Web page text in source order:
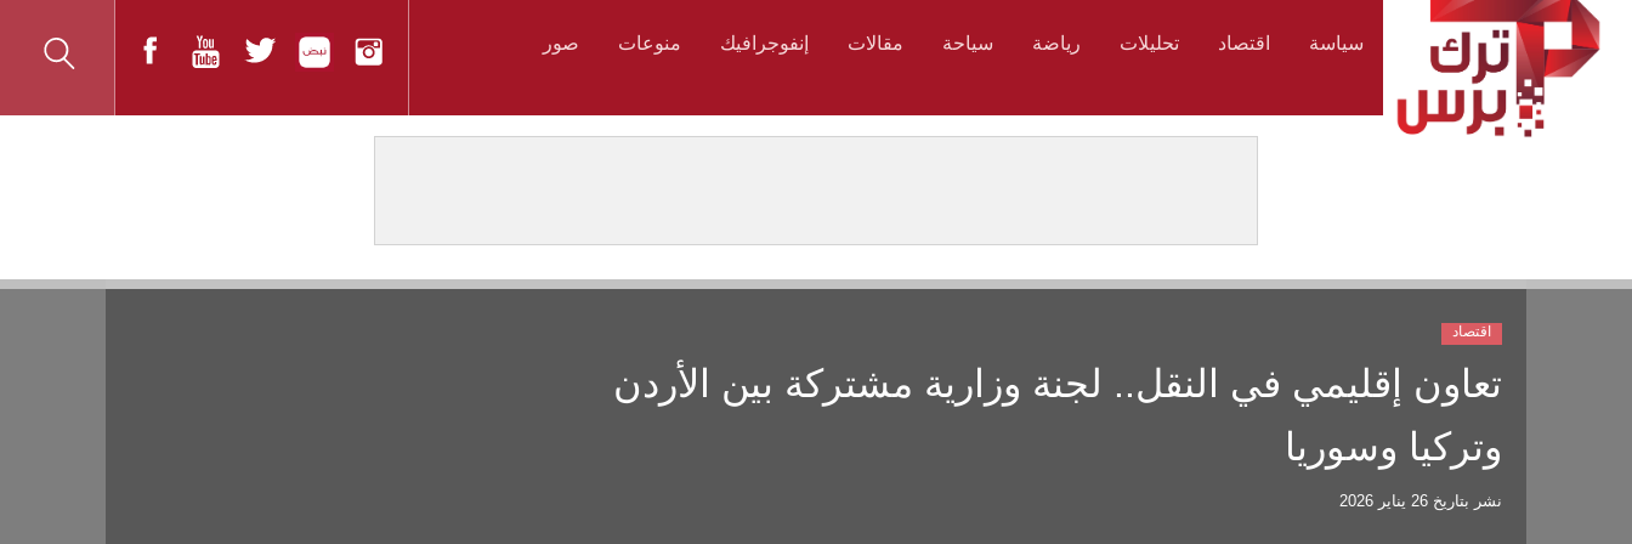
سياسة اقتصاد تحليلات رياضة سياحة مقالات إنفوجرافيك منوعات صور
تعاون إقليمي في النقل.. لجنة وزارية مشتركة بين الأردن
وتركيا وسوريا
نشر بتاريخ 26 يناير 2026
اقتصاد